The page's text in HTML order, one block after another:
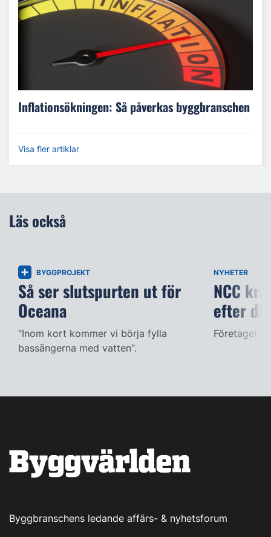
Inflationsökningen: Så påverkas byggbranschen
Visa fler artiklar
Läs också
BYGGPROJEKT
Så ser slutspurten ut för
Oceana
"Inom kort kommer vi börja fylla
bassängerna med vatten".
NYHETER
NCC
efter
Företaget
Byggbranschens ledande affärs- & nyhetsforum